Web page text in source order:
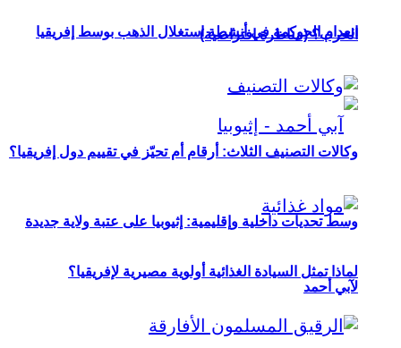
الحرب؟ (مناظرة افتراضية)
وسط تحديات داخلية وإقليمية: إثيوبيا على عتبة ولاية جديدة
لآبي أحمد
انعدام الحوكمة في أنشطة استغلال الذهب بوسط إفريقيا
وكالات التصنيف الثلاث: أرقام أم تحيّز في تقييم دول إفريقيا؟
لماذا تمثل السيادة الغذائية أولوية مصيرية لإفريقيا؟